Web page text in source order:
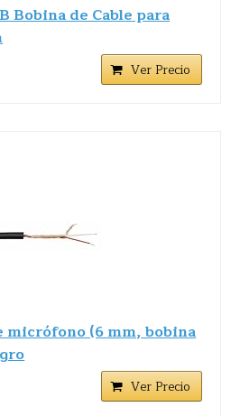
Bobina de Cable para
Ver Precio
micrófono (6 mm, bobina
Ver Precio